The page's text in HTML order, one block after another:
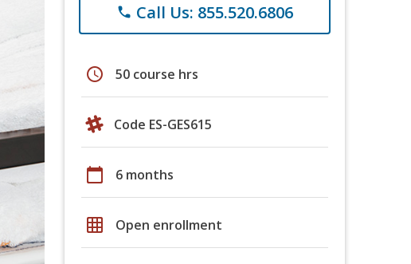
phone Call Us: 855.520.6806
schedule 50 course hrs
Code ES-GES615
calendar_today 6 months
grid_on Open enrollment